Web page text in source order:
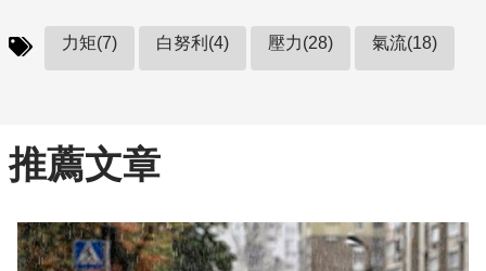
力矩(7) 白努利(4) 壓力(28) 氣流(18)
推薦文章